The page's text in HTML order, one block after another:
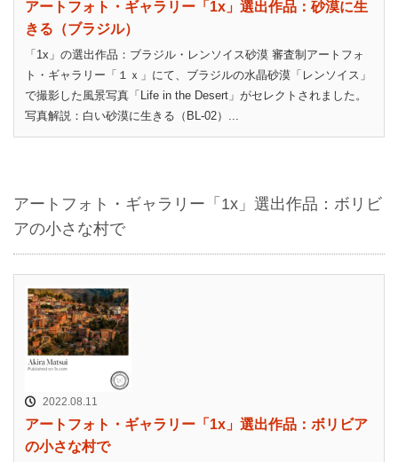
アートフォト・ギャラリー「1x」選出作品：砂漠に生
きる（ブラジル）
「1x」の選出作品：ブラジル・レンソイス砂漠 審査制アートフォ
ト・ギャラリー「１ｘ」にて、ブラジルの水晶砂漠「レンソイス」
で撮影した風景写真「Life in the Desert」がセレクトされました。
写真解説：白い砂漠に生きる（BL-02）...
アートフォト・ギャラリー「1x」選出作品：ボリビ
アの小さな村で
2022.08.11
アートフォト・ギャラリー「1x」選出作品：ボリビア
の小さな村で